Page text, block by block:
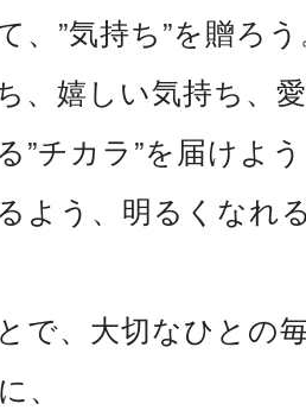
、”気持ち”を贈ろ
、嬉しい気持ち、
”チカラ”を届けよ
よう、明るくなれ
で、大切なひとの
、